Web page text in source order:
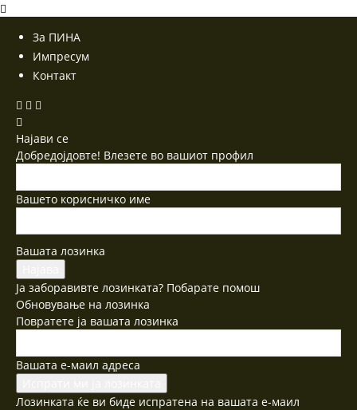
За ПИНА
Импресум
Контакт
Најави се
Добредојдовте! Влезете во вашиот профил
Вашето корисничко име
Вашата лозинка
Ја заборавивте лозинката? Побарате помош
Обновување на лозинка
Повратете ја вашата лозинка
Вашата е-маил адреса
Лозинката ќе ви биде испратена на вашата е-маил